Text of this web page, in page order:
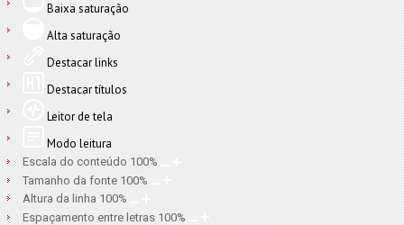
Baixa saturação
Alta saturação
Destacar links
Destacar títulos
Leitor de tela
Modo leitura
Escala do conteúdo 100%
Tamanho da fonte 100%
Altura da linha 100%
Espaçamento entre letras 100%